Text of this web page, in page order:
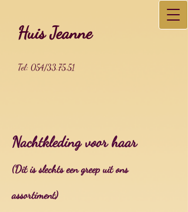
Huis Jeanne
Tel: 054/33.75.51
Nachtkleding voor haar
(Dit is slechts een greep uit ons
assortiment)